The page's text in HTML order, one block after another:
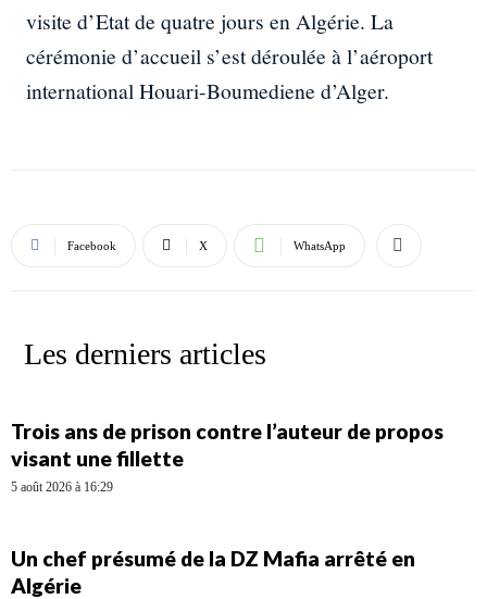
visite d’Etat de quatre jours en Algérie. La
cérémonie d’accueil s’est déroulée à l’aéroport
international Houari-Boumediene d’Alger.
Facebook X WhatsApp
Les derniers articles
Trois ans de prison contre l’auteur de propos
visant une fillette
5 août 2026 à 16:29
Un chef présumé de la DZ Mafia arrêté en
Algérie